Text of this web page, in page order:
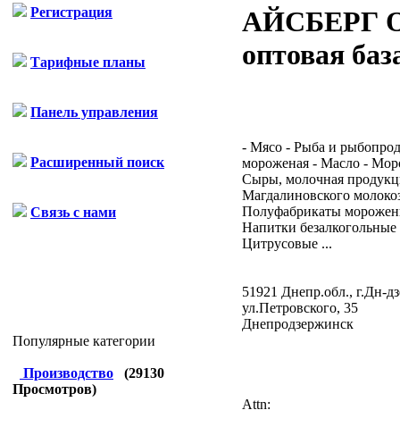
Регистрация
Тарифные планы
Панель управления
Расширенный поиск
Связь с нами
Популярные категории
Производство (29130
Просмотров)
АЙСБЕРГ
оптовая
- Мясо - Рыба и
мороженая - Масло -
Сыры, молочная
Магдалиновского
Полуфабрикаты
Напитки безалкогольные
Цитрусовые ...
51921 Днепр.обл., г.Дн-
ул.Петровского, 35
Днепродзержинск
Attn: